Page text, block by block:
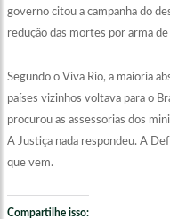
governo citou a campanha do
redução das mortes por arma
Segundo o Viva Rio, a maioria
países vizinhos voltava para o
procurou as assessorias dos
A Justiça nada respondeu. A
que vem.
Compartilhe isso: